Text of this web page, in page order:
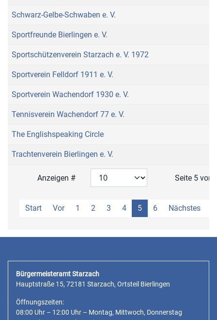
Anzeigen # Seite 5 von
Start Vor 1 2 3 4 5 6 Nächstes
Schwarz-Gelbe-Schwaben e. V.
Sportfreunde Bierlingen e. V.
Sportschützenverein Starzach e. V. 1972
Sportverein Felldorf 1911 e. V.
Sportverein Wachendorf 1930 e. V.
Tennisverein Wachendorf 77 e. V.
The Englishspeaking Circle
Trachtenverein Bierlingen e. V.
Bürgermeisteramt Starzach
Hauptstraße 15, 72181 Starzach, Ortsteil Bierlingen
Öffnungszeiten:
08:00 Uhr – 12:00 Uhr – Montag, Mittwoch, Donnerstag